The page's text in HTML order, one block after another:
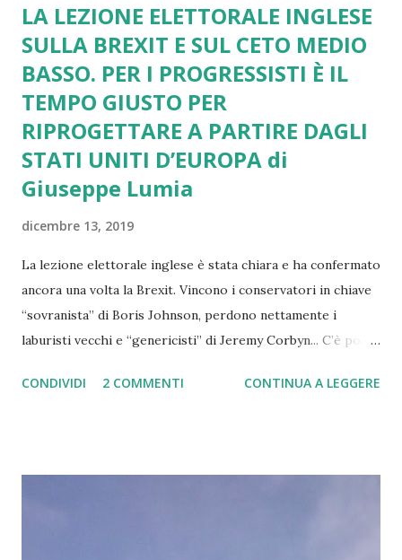
LA LEZIONE ELETTORALE INGLESE
SULLA BREXIT E SUL CETO MEDIO
BASSO. PER I PROGRESSISTI È IL
TEMPO GIUSTO PER
RIPROGETTARE A PARTIRE DAGLI
STATI UNITI D’EUROPA di
Giuseppe Lumia
dicembre 13, 2019
La lezione elettorale inglese è stata chiara e ha confermato
ancora una volta la Brexit. Vincono i conservatori in chiave
“sovranista” di Boris Johnson, perdono nettamente i
laburisti vecchi e “genericisti” di Jeremy Corbyn... C’è poco
altrettanto pericoloso terreno: non sono più ultra liberisti
CONDIVIDI 2 COMMENTI CONTINUA A LEGGERE